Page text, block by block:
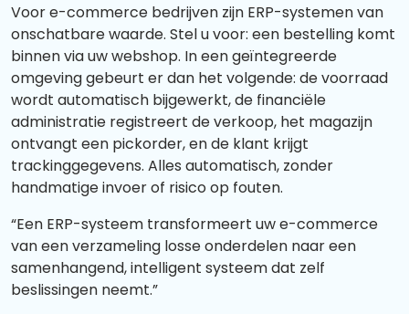
Voor e-commerce bedrijven zijn ERP-systemen van
onschatbare waarde. Stel u voor: een bestelling komt
binnen via uw webshop. In een geïntegreerde
omgeving gebeurt er dan het volgende: de voorraad
wordt automatisch bijgewerkt, de financiële
administratie registreert de verkoop, het magazijn
ontvangt een pickorder, en de klant krijgt
trackinggegevens. Alles automatisch, zonder
handmatige invoer of risico op fouten.
“Een ERP-systeem transformeert uw e-commerce
van een verzameling losse onderdelen naar een
samenhangend, intelligent systeem dat zelf
beslissingen neemt.”